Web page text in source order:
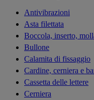
Antivibrazioni
Asta filettata
Boccola, inserto,
Bullone
Calamita di fissaggio
Cardine, cerniera e
Cassetta delle lettere
Cerniera